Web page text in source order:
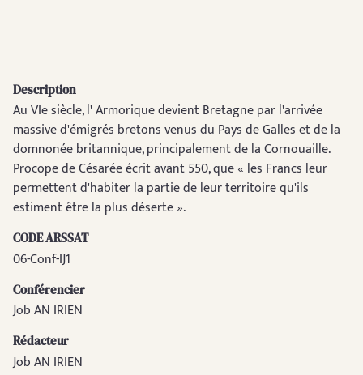
Description
Au VIe siècle, l' Armorique devient Bretagne par l'arrivée
massive d'émigrés bretons venus du Pays de Galles et de la
domnonée britannique, principalement de la Cornouaille.
Procope de Césarée écrit avant 550, que « les Francs leur
permettent d'habiter la partie de leur territoire qu'ils
estiment être la plus déserte ».
CODE ARSSAT
06-Conf-IJ1
Conférencier
Job AN IRIEN
Rédacteur
Job AN IRIEN